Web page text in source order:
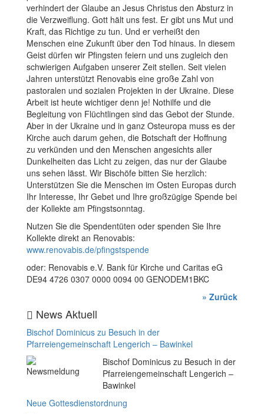
verhindert der Glaube an Jesus Christus den Absturz in
die Verzweiflung. Gott hält uns fest. Er gibt uns Mut und
Kraft, das Richtige zu tun. Und er verheißt den
Menschen eine Zukunft über den Tod hinaus. In diesem
Geist dürfen wir Pfingsten feiern und uns zugleich den
schwierigen Aufgaben unserer Zeit stellen. Seit vielen
Jahren unterstützt Renovabis eine große Zahl von
pastoralen und sozialen Projekten in der Ukraine. Diese
Arbeit ist heute wichtiger denn je! Nothilfe und die
Begleitung von Flüchtlingen sind das Gebot der Stunde.
Aber in der Ukraine und in ganz Osteuropa muss es der
Kirche auch darum gehen, die Botschaft der Hoffnung
zu verkünden und den Menschen angesichts aller
Dunkelheiten das Licht zu zeigen, das nur der Glaube
uns sehen lässt. Wir Bischöfe bitten Sie herzlich:
Unterstützen Sie die Menschen im Osten Europas durch
Ihr Interesse, Ihr Gebet und Ihre großzügige Spende bei
der Kollekte am Pfingstsonntag.
Nutzen Sie die Spendentüten oder spenden Sie Ihre
Kollekte direkt an Renovabis:
www.renovabis.de/pfingstspende
oder: Renovabis e.V. Bank für Kirche und Caritas eG
DE94 4726 0307 0000 0094 00 GENODEM1BKC
» Zurück
News Aktuell
Bischof Dominicus zu Besuch in der
Pfarreiengemeinschaft Lengerich – Bawinkel
Bischof Dominicus zu Besuch in der
Pfarreiengemeinschaft Lengerich –
Bawinkel
Neue Gottesdienstordnung